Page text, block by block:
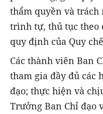
thẩm quyền và
trình tự, thủ tục theo
quy định của Quy
Các thành viên Ban
tham gia đầy đủ các
đạo; thực hiện và
Trưởng Ban Chỉ đạo